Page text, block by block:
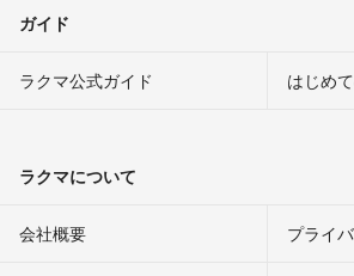
ガイド
ラクマ公式ガイド はじめ
ラクマについて
会社概要 プライ